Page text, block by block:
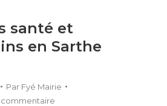
santé et
en Sarthe
Par Fyé Mairie
commentaire